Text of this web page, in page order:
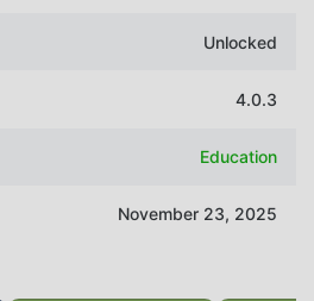
Unlocked
4.0.3
Education
November 23, 2025